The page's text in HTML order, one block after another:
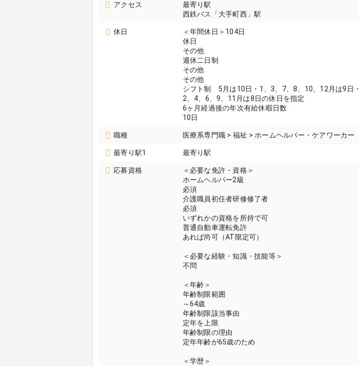
アクセス
最寄り駅
西鉄バス「大手町西」駅
休日
＜年間休日＞104日
休日
その他
週休二日制
その他
その他
シフト制 5月は10日・1、3、7、8、10、12月は9日・
2、4、6、9、11月は8日の休日を指定
6ヶ月経過後の年次有給休暇日数
10日
職種 医療系専門職 > 福祉 > ホームヘルパー・ケアワーカー
最寄り駅1 最寄り駅
応募資格
＜必要な免許・資格＞
ホームヘルパー2級
必須
介護職員初任者研修修了者
必須
いずれかの資格を所持で可
普通自動車運転免許
あれば尚可（AT限定可）
＜必要な経験・知識・技能等＞
不問
＜年齢＞
年齢制限範囲
～64歳
年齢制限該当事由
定年を上限
年齢制限の理由
定年年齢が65歳のため
＜学歴＞